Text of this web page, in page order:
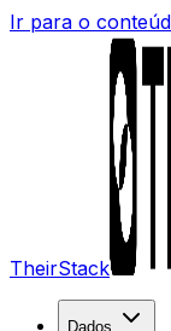
Ir para o
TheirStack
Dados